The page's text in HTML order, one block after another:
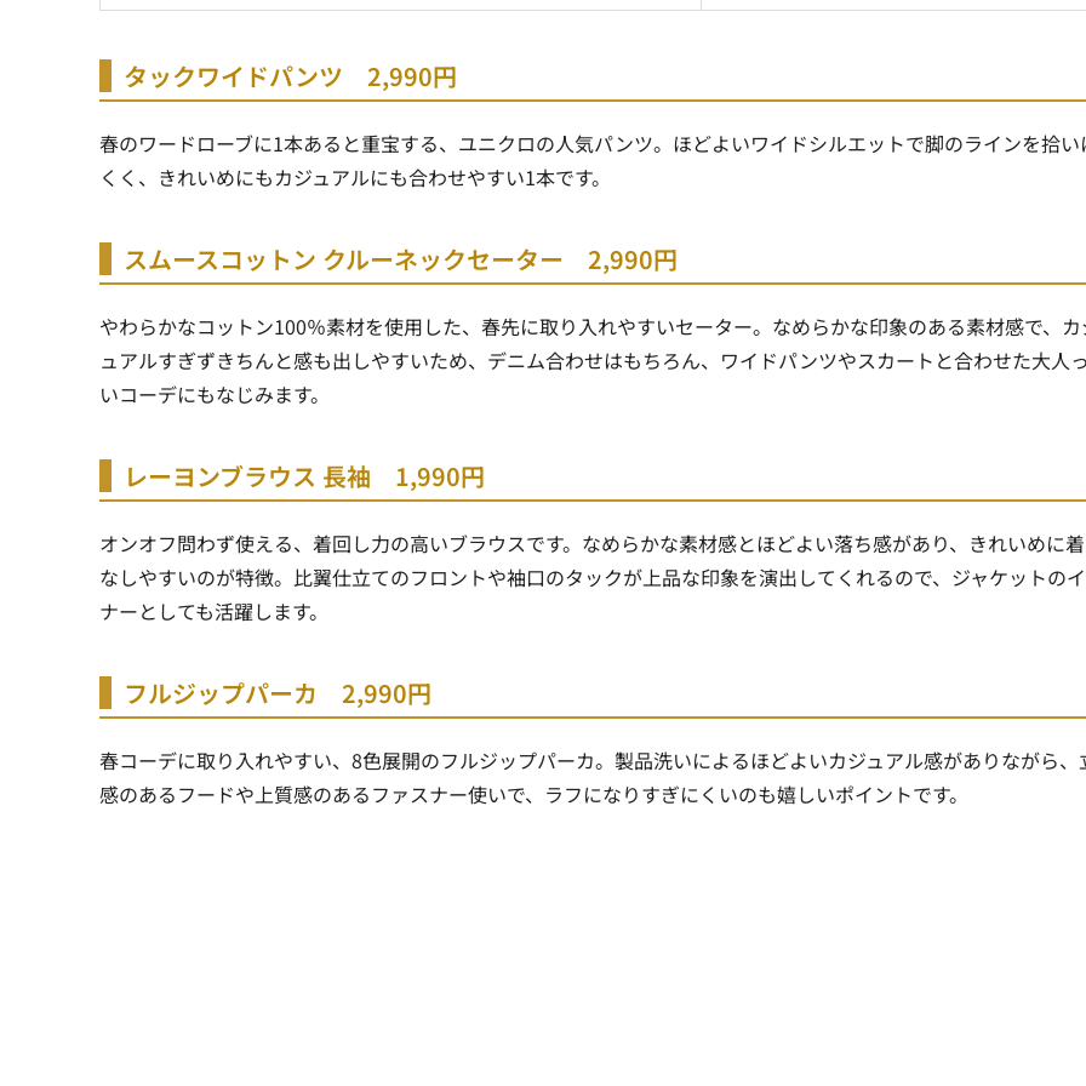
タックワイドパンツ 2,990円
春のワードローブに1本あると重宝する、ユニクロの人気パンツ。ほどよいワイドシルエットで脚のラインを拾い
くく、きれいめにもカジュアルにも合わせやすい1本です。
スムースコットン クルーネックセーター 2,990円
やわらかなコットン100％素材を使用した、春先に取り入れやすいセーター。なめらかな印象のある素材感で、カ
ュアルすぎずきちんと感も出しやすいため、デニム合わせはもちろん、ワイドパンツやスカートと合わせた大人
いコーデにもなじみます。
レーヨンブラウス 長袖 1,990円
オンオフ問わず使える、着回し力の高いブラウスです。なめらかな素材感とほどよい落ち感があり、きれいめに
なしやすいのが特徴。比翼仕立てのフロントや袖口のタックが上品な印象を演出してくれるので、ジャケットの
ナーとしても活躍します。
フルジップパーカ 2,990円
春コーデに取り入れやすい、8色展開のフルジップパーカ。製品洗いによるほどよいカジュアル感がありながら、
感のあるフードや上質感のあるファスナー使いで、ラフになりすぎにくいのも嬉しいポイントです。